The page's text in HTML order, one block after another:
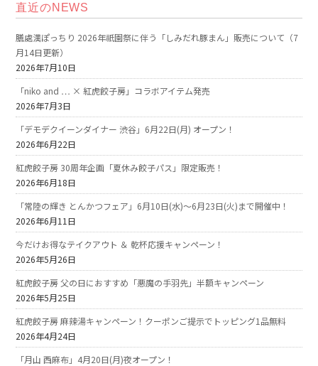
直近のNEWS
膳處漢ぽっちり 2026年祇園祭に伴う「しみだれ豚まん」販売について（7
月14日更新）
2026年7月10日
「niko and … × 紅虎餃子房」コラボアイテム発売
2026年7月3日
「デモデクイーンダイナー 渋谷」6月22日(月) オープン！
2026年6月22日
紅虎餃子房 30周年企画「夏休み餃子パス」限定販売！
2026年6月18日
「常陸の輝き とんかつフェア」6月10日(水)～6月23日(火)まで開催中！
2026年6月11日
今だけお得なテイクアウト ＆ 乾杯応援キャンペーン！
2026年5月26日
紅虎餃子房 父の日におすすめ「悪魔の手羽先」半額キャンペーン
2026年5月25日
紅虎餃子房 麻辣湯キャンペーン！クーポンご提示でトッピング1品無料
2026年4月24日
「月山 西麻布」4月20日(月)夜オープン！